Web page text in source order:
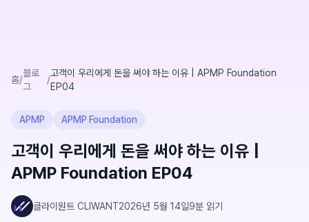
홈/
블로
그
/
고객이 우리에게 돈을 써야 하는 이유 | APMP Foundation
EP04
APMP APMP Foundation
고객이 우리에게 돈을 써야 하는 이유 |
APMP Foundation EP04
클라이원트 CLIWANT2026년 5월 14일9분 읽기